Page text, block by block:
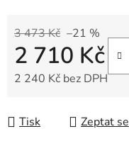
3 473 Kč –21 %
2 710 Kč
2 240 Kč bez DPH
Tisk Zeptat se